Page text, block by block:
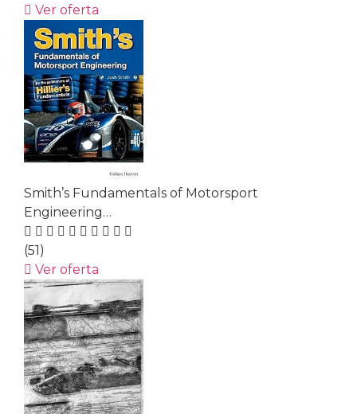
Ver oferta
Smith’s Fundamentals of Motorsport
Engineering…
(51)
Ver oferta